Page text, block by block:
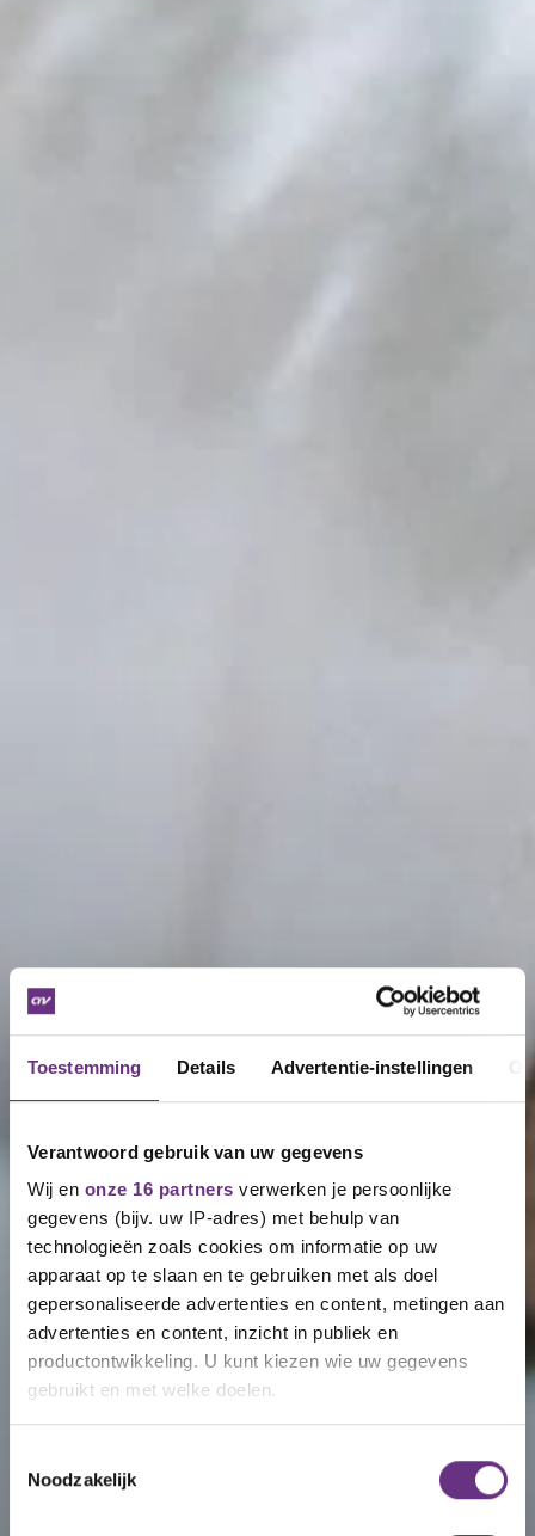
Toestemming Details Advertentie-instellingen
Verantwoord gebruik van uw gegevens
Wij en onze 16 partners verwerken je persoonlijke
gegevens (bijv. uw IP-adres) met behulp van
technologieën zoals cookies om informatie op uw
apparaat op te slaan en te gebruiken met als doel
gepersonaliseerde advertenties en content, metingen aan
advertenties en content, inzicht in publiek en
productontwikkeling. U kunt kiezen wie uw gegevens
gebruikt en met welke doelen.
Informatie verzamelen over uw geografische
Noodzakelijk